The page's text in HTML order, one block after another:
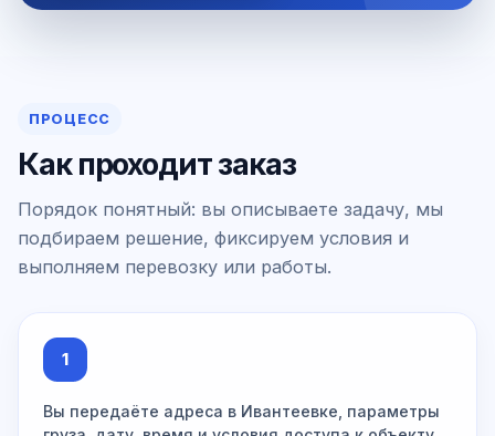
ПРОЦЕСС
Как проходит заказ
Порядок понятный: вы описываете задачу, мы
подбираем решение, фиксируем условия и
выполняем перевозку или работы.
1
Вы передаёте адреса в Ивантеевке, параметры